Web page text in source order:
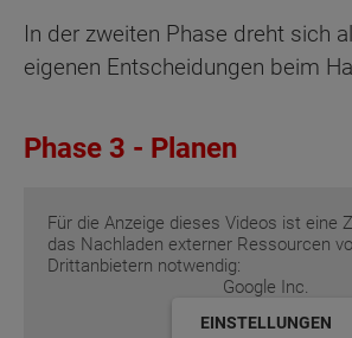
In der zweiten Phase dreht sich
eigenen Entscheidungen beim
Phase 3 - Planen
Für die Anzeige dieses Videos ist eine
das Nachladen externer Ressourcen
Drittanbietern notwendig:
Google Inc.
EINSTELLUNGEN